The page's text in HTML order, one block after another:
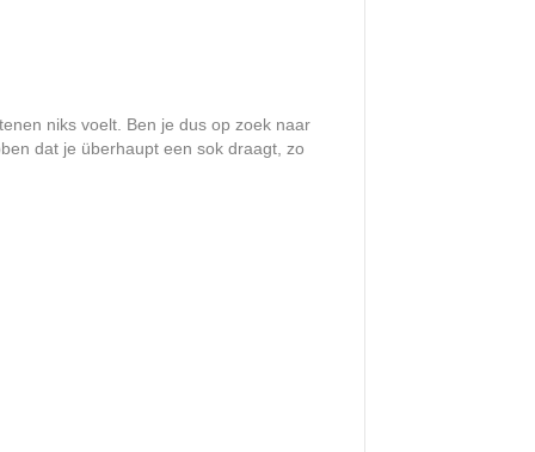
niks voelt. Ben je dus op zoek naar
dat je überhaupt een sok draagt, zo